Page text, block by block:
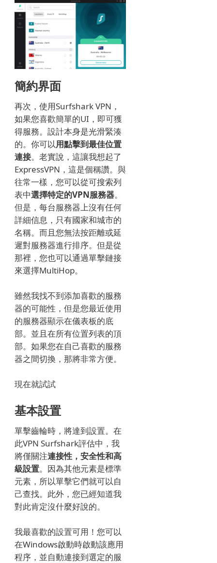
簡約界面
再次，使用Surfshark VPN，
如果您喜歡簡單的UI，即可獲
得服務。 設計本身是光滑緊湊
的。 你可以用點擊到最佳位置
連接。 老實說，這讓我想起了
ExpressVPN，這是個稱讚。 與
往常一樣，您可以從可搜索列
表中選擇特定的VPN服務器。
但是，每台服務器上沒有任何
詳細信息，只有國家和城市的
名稱。 而且您無法按距離或延
遲對服務器進行排序。 但是從
那裡，您也可以通過單擊鏈接
來選擇MultiHop。
雖然我找不到添加喜歡的服務
器的可能性，但是您最近使用
的服務器顯示在儀表板的底
部。 並且在所有位置列表的頂
部。 如果您在自己喜歡的服務
器之間切換，那將非常方便。
現在就試試
基本設置
單擊齒輪時，將達到設置。 在
此VPN Surfshark評估中，我
將僅關注連接性，安全性和高
級設置。 因為其他元素是標準
元素，所以單擊它們就可以自
己查找。 此外，您已經知道我
對此肯定沒什麼好說的。
我最喜歡的設置可用！ 您可以
在Windows啟動時啟動該應用
程序，並自動連接到選定的服